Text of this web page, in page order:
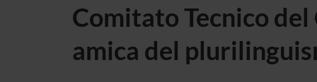
Comitato Tecnico
amica del